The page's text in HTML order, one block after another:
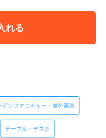
れる
デンファニチャー・屋外家具
テーブル・デスク